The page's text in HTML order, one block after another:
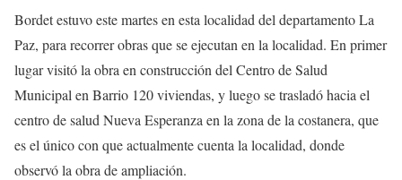
Bordet estuvo este martes en esta localidad del departamento La
Paz, para recorrer obras que se ejecutan en la localidad. En primer
lugar visitó la obra en construcción del Centro de Salud
Municipal en Barrio 120 viviendas, y luego se trasladó hacia el
centro de salud Nueva Esperanza en la zona de la costanera, que
es el único con que actualmente cuenta la localidad, donde
observó la obra de ampliación.